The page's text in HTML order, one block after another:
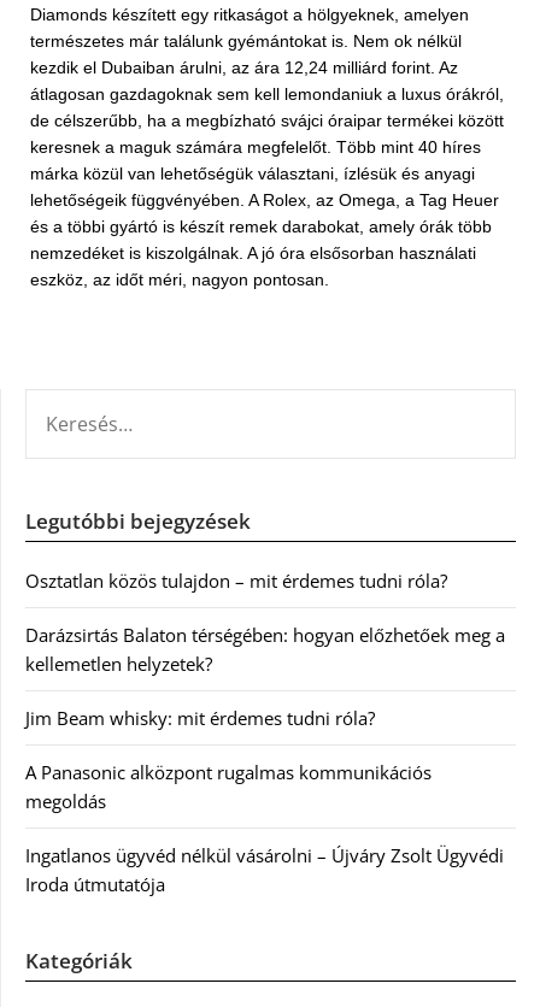
Diamonds készített egy ritkaságot a hölgyeknek, amelyen
természetes már találunk gyémántokat is. Nem ok nélkül
kezdik el Dubaiban árulni, az ára 12,24 milliárd forint. Az
átlagosan gazdagoknak sem kell lemondaniuk a luxus órákról,
de célszerűbb, ha a megbízható svájci óraipar termékei között
keresnek a maguk számára megfelelőt. Több mint 40 híres
márka közül van lehetőségük választani, ízlésük és anyagi
lehetőségeik függvényében. A Rolex, az Omega, a Tag Heuer
és a többi gyártó is készít remek darabokat, amely órák több
nemzedéket is kiszolgálnak. A jó óra elsősorban használati
eszköz, az időt méri, nagyon pontosan.
Legutóbbi bejegyzések
Osztatlan közös tulajdon – mit érdemes tudni róla?
Darázsirtás Balaton térségében: hogyan előzhetőek meg a
kellemetlen helyzetek?
Jim Beam whisky: mit érdemes tudni róla?
A Panasonic alközpont rugalmas kommunikációs
megoldás
Ingatlanos ügyvéd nélkül vásárolni – Újváry Zsolt Ügyvédi
Iroda útmutatója
Kategóriák